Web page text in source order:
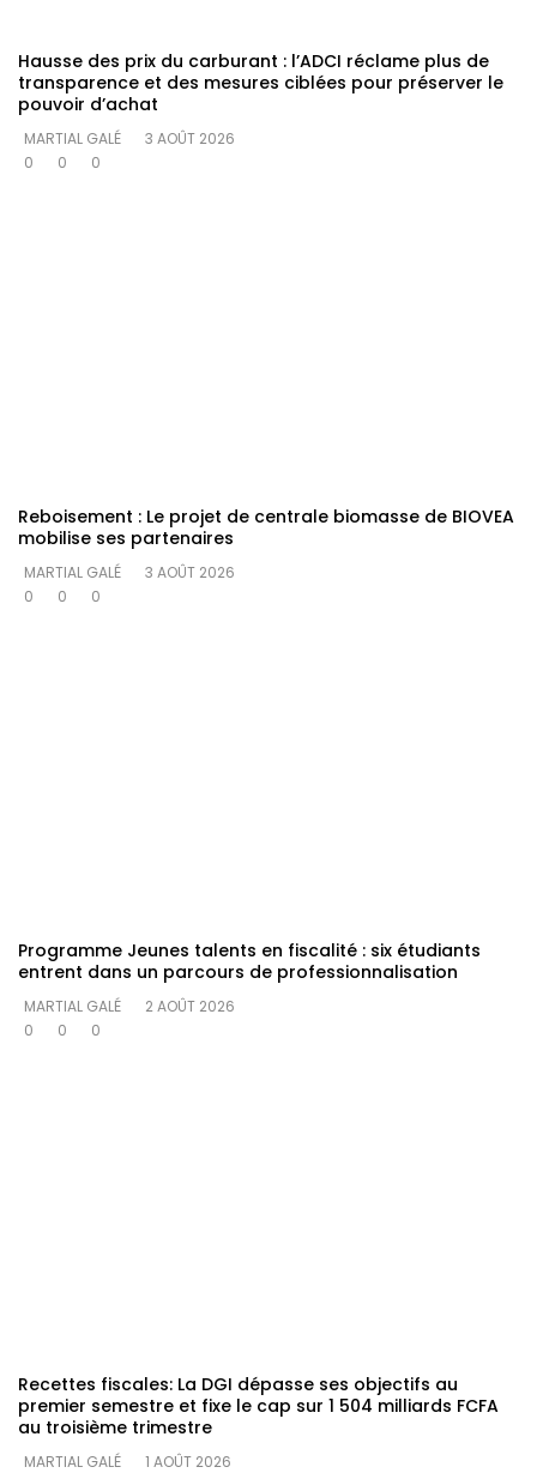
Hausse des prix du carburant : l’ADCI réclame plus de
transparence et des mesures ciblées pour préserver le
pouvoir d’achat
MARTIAL GALÉ
3 AOÛT 2026
0
0 0
Reboisement : Le projet de centrale biomasse de BIOVEA
mobilise ses partenaires
MARTIAL GALÉ
3 AOÛT 2026
0
0 0
Programme Jeunes talents en fiscalité : six étudiants
entrent dans un parcours de professionnalisation
MARTIAL GALÉ
2 AOÛT 2026
0
0 0
Recettes fiscales: La DGI dépasse ses objectifs au
premier semestre et fixe le cap sur 1 504 milliards FCFA
au troisième trimestre
MARTIAL GALÉ
1 AOÛT 2026